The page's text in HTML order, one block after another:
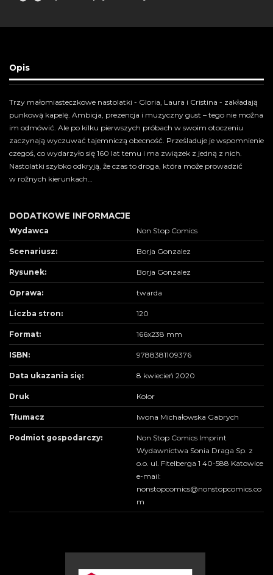
Opis
Trzy małomiasteczkowe nastolatki - Gloria, Laura i Cristina - zakładają
punkową kapelę. Ambicja, prezencja i muzyczny gust – tego nie można
im odmówić. Ale po kilku pierwszych próbach w swoim otoczeniu
zaczynają wyczuwać tajemniczą obecność. Prześladuje je wspomnienie
czegoś, co wydarzyło się 160 lat temu i ma związek z jedną z nich.
Nastolatki szybko odkryją, że czas to droga, która może prowadzić
w rożnych kierunkach…
DODATKOWE INFORMACJE
Wydawca Non Stop Comics
Scenariusz: Borja Gonzalez
Rysunek: Borja Gonzalez
Oprawa: twarda
Liczba stron: 120
Format: 166x238 mm
ISBN: 9788381109376
Data ukazania się: 8 kwiecień 2020
Druk Kolor
Tłumacz Iwona Michałowska Gabrych
Podmiot gospodarczy:
Non Stop Comics Imprint
Wydawnictwa Sonia Draga Sp. z
o.o. ul. Fitelberga 1 40-588 Katowice
e-mail:
nonstopcomics@nonstopcomics.co
m